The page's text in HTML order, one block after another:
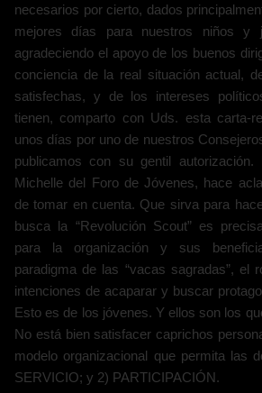
necesarios por cierto, dados
mejores días para nuestros niños y
agradeciendo el apoyo de los buenos
conciencia de la real situación actual,
satisfechas, y de los intereses
tienen, comparto con Uds. esta carta-
unos días por uno de nuestros
publicamos con su gentil
Michelle del Foro de Jóvenes, hace
de tomar en cuenta. Que sirva para
busca la “Revolución Scout” es
para la organización y sus
paradigma de las “vacas sagradas”, el
intenciones de acaparar y buscar
Esto es de los jóvenes. Y ellos son los
No está bien satisfacer caprichos
modelo organizacional que permita las
SERVICIO; y 2) PARTICIPACIÓN.